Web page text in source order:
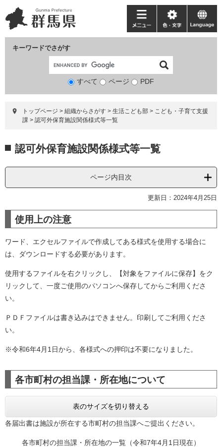
ー
ジ
ニ
ュ
て
キーワードでさがす
検
象
すべて ページ PDF
メ
ニ
ー
色・
文
language
トップページ > 組織からさがす > 生活こども部 > こども・子育て支援
課 > 認可外保育施設関係様式等一覧
文 認可外保育施設関係様式等一覧
ページ内目次
更新日：2024年4月25日
使用上の注意
ワード、エクセルファイルで作成してある様式を使用する場合に
は、ダウンロードする必要があります。
使用するファイルを右クリックし、【対象をファイルに保存】をク
リックして、一度ご使用のパソコンへ保存してからご利用くださ
い。
ＰＤＦファイルは書き込みはできません。印刷してご利用くださ
い。
※令和6年4月1日から、各様式への押印は不要になりました。
各市町村の担当課・所在地について
表のサイズを切り替える
各届出書は施設が所在する市町村の担当課へご提出ください。
各市町村の担当課・所在地の一覧（令和7年4月1日現在）